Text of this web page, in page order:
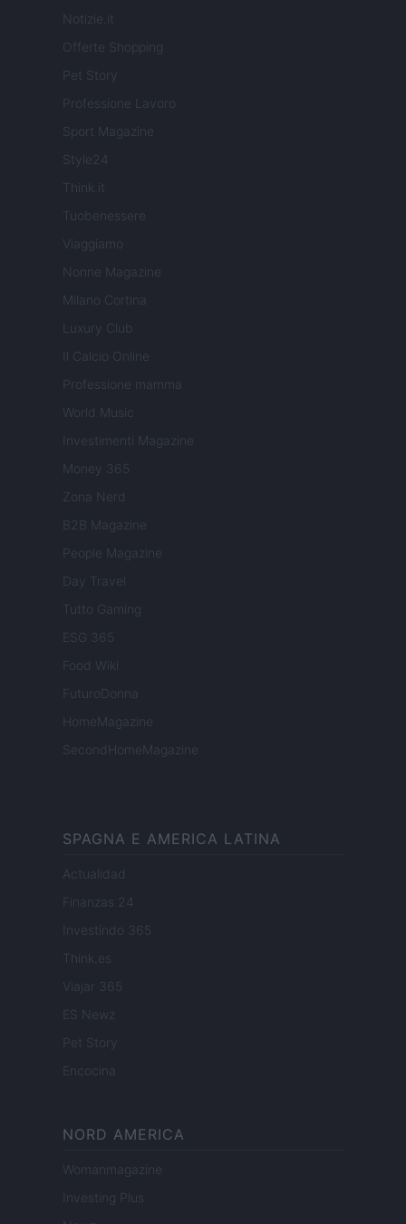
Notizie.it
Offerte Shopping
Pet Story
Professione Lavoro
Sport Magazine
Style24
Think.it
Tuobenessere
Viaggiamo
Nonne Magazine
Milano Cortina
Luxury Club
Il Calcio Online
Professione mamma
World Music
Investimenti Magazine
Money 365
Zona Nerd
B2B Magazine
People Magazine
Day Travel
Tutto Gaming
ESG 365
Food Wiki
FuturoDonna
HomeMagazine
SecondHomeMagazine
SPAGNA E AMERICA LATINA
Actualidad
Finanzas 24
Investindo 365
Think.es
Viajar 365
ES Newz
Pet Story
Encocina
NORD AMERICA
Womanmagazine
Investing Plus